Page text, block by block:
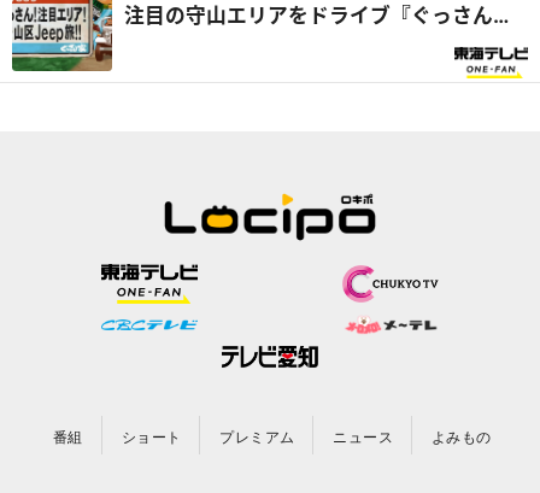
注目の守山エリアをドライブ『ぐっさん
番組 ショート プレミアム ニュース よみもの